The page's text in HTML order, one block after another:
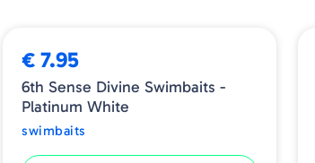
€ 7.95
6th Sense Divine Swimbaits -
Platinum White
swimbaits